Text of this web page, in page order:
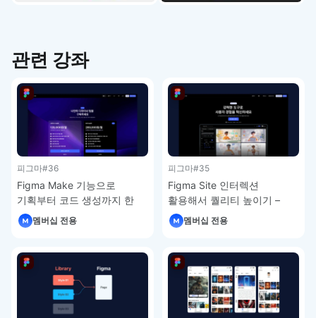
관련 강좌
피그마#36
Figma Make 기능으로
기획부터 코드 생성까지 한
번에 – 피그마 강좌 4-7
멤버십 전용
피그마#35
Figma Site 인터렉션
활용해서 퀄리티 높이기 –
피그마 강좌 4-6
멤버십 전용